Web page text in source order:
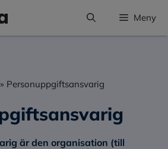
Meny
» Personuppgiftsansvarig
är den organisation (till